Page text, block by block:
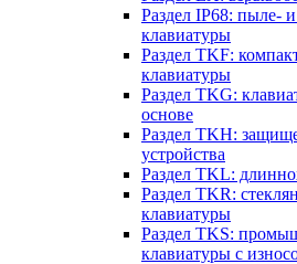
Раздел IP68: пыле-
клавиатуры
Раздел TKF:
клавиатуры
Раздел TKG:
основе
Раздел TKH:
устройства
Раздел TKL:
Раздел TKR:
клавиатуры
Раздел TKS:
клавиатуры с